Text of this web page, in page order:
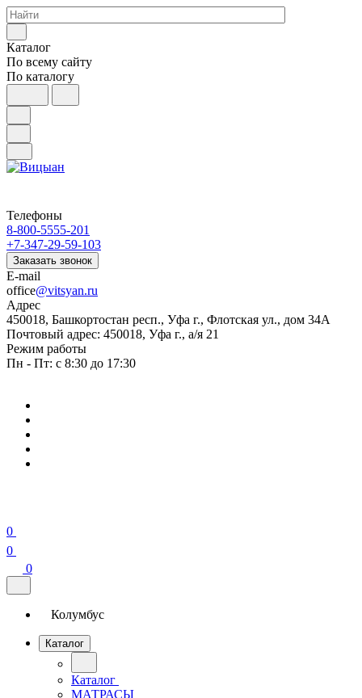
Каталог
По всему сайту
По каталогу
Телефоны
8-800-5555-201
+7-347-29-59-103
Заказать звонок
E-mail
office@vitsyan.ru
Адрес
450018, Башкортостан респ., Уфа г., Флотская ул., дом 34А
Почтовый адрес: 450018, Уфа г., а/я 21
Режим работы
Пн - Пт: с 8:30 до 17:30
0
0
0
Колумбус
Каталог
Каталог
МАТРАСЫ